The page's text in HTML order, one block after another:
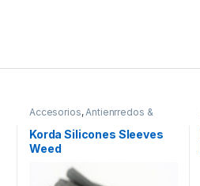
Accesorios,Antienrredos &
Korda Silicones Sleeves
Weed